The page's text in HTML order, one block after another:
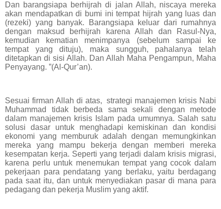
Dan barangsiapa berhijrah di jalan Allah, niscaya mereka
akan mendapatkan di bumi ini tempat hijrah yang luas dan
(rezeki) yang banyak. Barangsiapa keluar dari rumahnya
dengan maksud berhijrah karena Allah dan Rasul-Nya,
kemudian kematian menimpanya (sebelum sampai ke
tempat yang dituju), maka sungguh, pahalanya telah
ditetapkan di sisi Allah. Dan Allah Maha Pengampun, Maha
Penyayang. ”(Al-Qur’an).
Sesuai firman Allah di atas, strategi manajemen krisis Nabi
Muhammad tidak berbeda sama sekali dengan metode
dalam manajemen krisis Islam pada umumnya. Salah satu
solusi dasar untuk menghadapi kemiskinan dan kondisi
ekonomi yang memburuk adalah dengan memungkinkan
mereka yang mampu bekerja dengan memberi mereka
kesempatan kerja. Seperti yang terjadi dalam krisis migrasi,
karena perlu untuk menemukan tempat yang cocok dalam
pekerjaan para pendatang yang berlaku, yaitu berdagang
pada saat itu, dan untuk menyediakan pasar di mana para
pedagang dan pekerja Muslim yang aktif.